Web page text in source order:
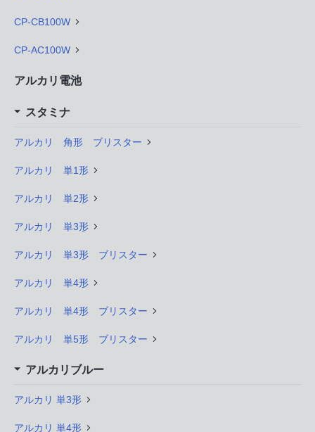
CP-CB100W
CP-AC100W
アルカリ電池
スタミナ
アルカリ 角形 ブリスター
アルカリ 単1形
アルカリ 単2形
アルカリ 単3形
アルカリ 単3形 ブリスター
アルカリ 単4形
アルカリ 単4形 ブリスター
アルカリ 単5形 ブリスター
アルカリブルー
アルカリ 単3形
アルカリ 単4形